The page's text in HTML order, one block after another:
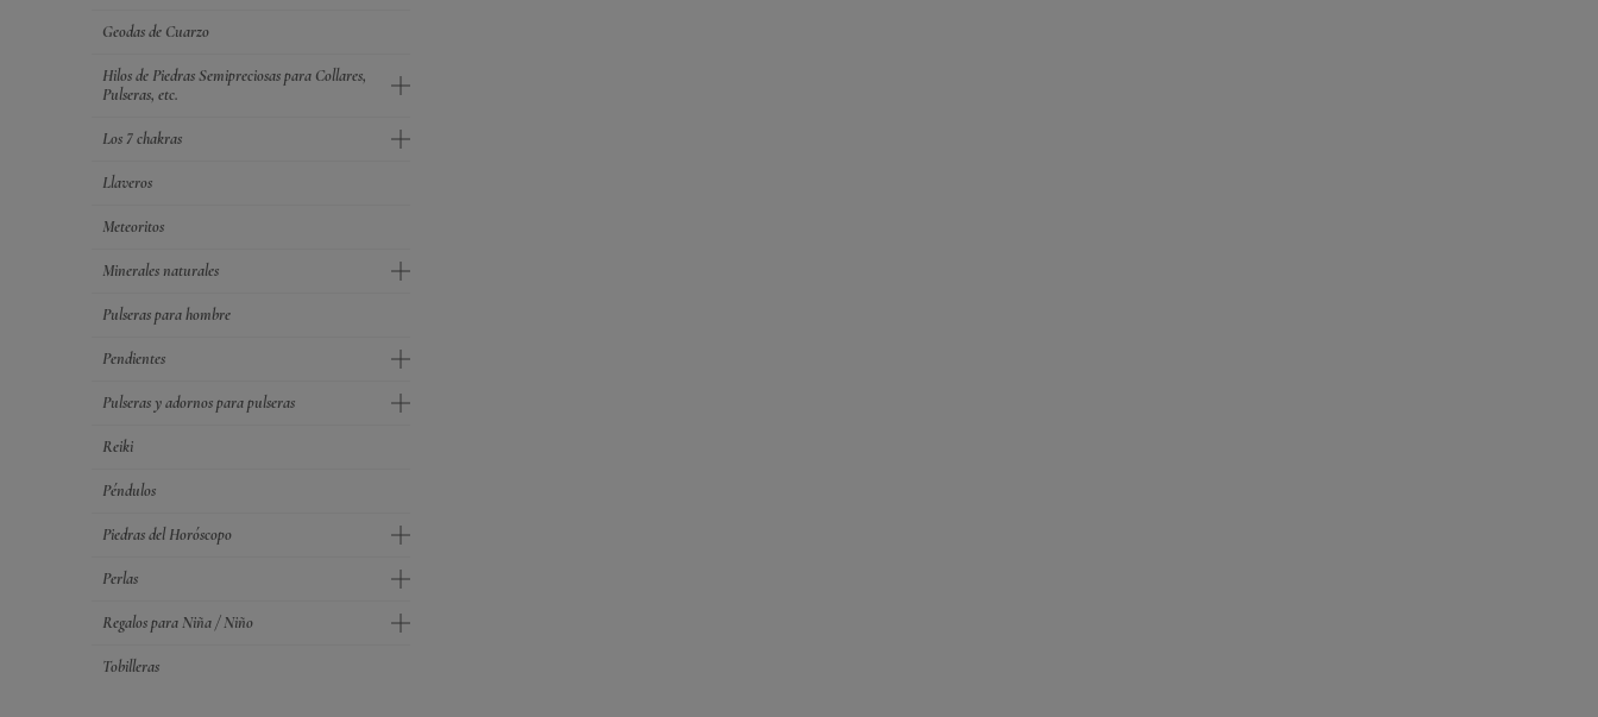
Geodas de Cuarzo
Hilos de Piedras Semipreciosas para Collares,
Pulseras, etc.
Los 7 chakras
Llaveros
Meteoritos
Minerales naturales
Pulseras para hombre
Pendientes
Pulseras y adornos para pulseras
Reiki
Péndulos
Piedras del Horóscopo
Perlas
Regalos para Niña / Niño
Tobilleras